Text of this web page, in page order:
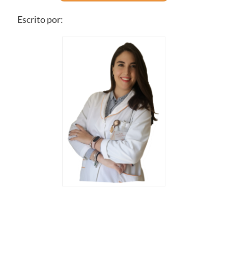
Escrito por: